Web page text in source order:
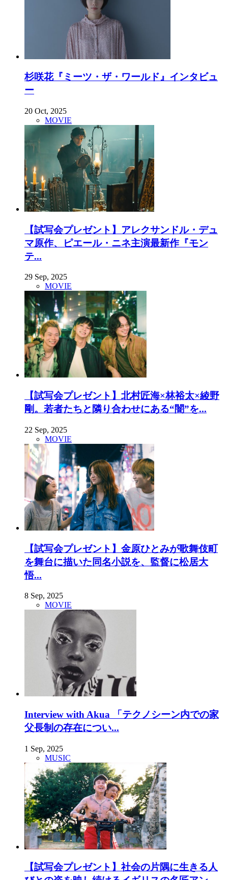
杉咲花『ミーツ・ザ・ワールド』インタビュ
ー
20 Oct, 2025
MOVIE
【試写会プレゼント】アレクサンドル・デュ
マ原作、ピエール・ニネ主演最新作『モン
テ...
29 Sep, 2025
MOVIE
【試写会プレゼント】北村匠海×林裕太×綾野
剛。若者たちと隣り合わせにある“闇”を...
22 Sep, 2025
MOVIE
【試写会プレゼント】金原ひとみが歌舞伎町
を舞台に描いた同名小説を、監督に松居大
悟...
8 Sep, 2025
MOVIE
Interview with Akua 「テクノシーン内での家
父長制の存在につい...
1 Sep, 2025
MUSIC
【試写会プレゼント】社会の片隅に生きる人